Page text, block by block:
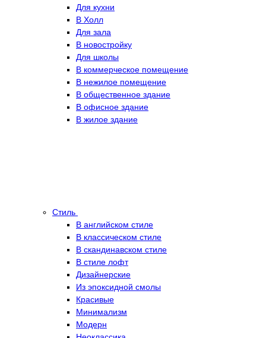
Для кухни
В Холл
Для зала
В новостройку
Для школы
В коммерческое помещение
В нежилое помещение
В общественное здание
В офисное здание
В жилое здание
Стиль
В английском стиле
В классическом стиле
В скандинавском стиле
В стиле лофт
Дизайнерские
Из эпоксидной смолы
Красивые
Минимализм
Модерн